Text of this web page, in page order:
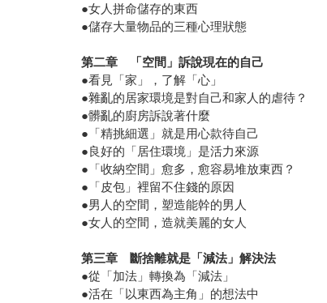
●女人拼命儲存的東西
●儲存大量物品的三種心理狀態
第二章 「空間」訴說現在的自己
●看見「家」，了解「心」
●雜亂的居家環境是對自己和家人的虐待？
●髒亂的廚房訴說著什麼
●「精挑細選」就是用心款待自己
●良好的「居住環境」是活力來源
●「收納空間」愈多，愈容易堆放東西？
●「皮包」裡留不住錢的原因
●男人的空間，塑造能幹的男人
●女人的空間，造就美麗的女人
第三章 斷捨離就是「減法」解決法
●從「加法」轉換為「減法」
●活在「以東西為主角」的想法中